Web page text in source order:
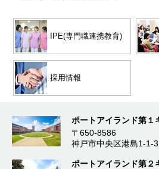
IPE(専門職連携教育)
採用情報
ポートアイランド第１
〒650-8586
神戸市中央区港島1-1-
ポートアイランド第２